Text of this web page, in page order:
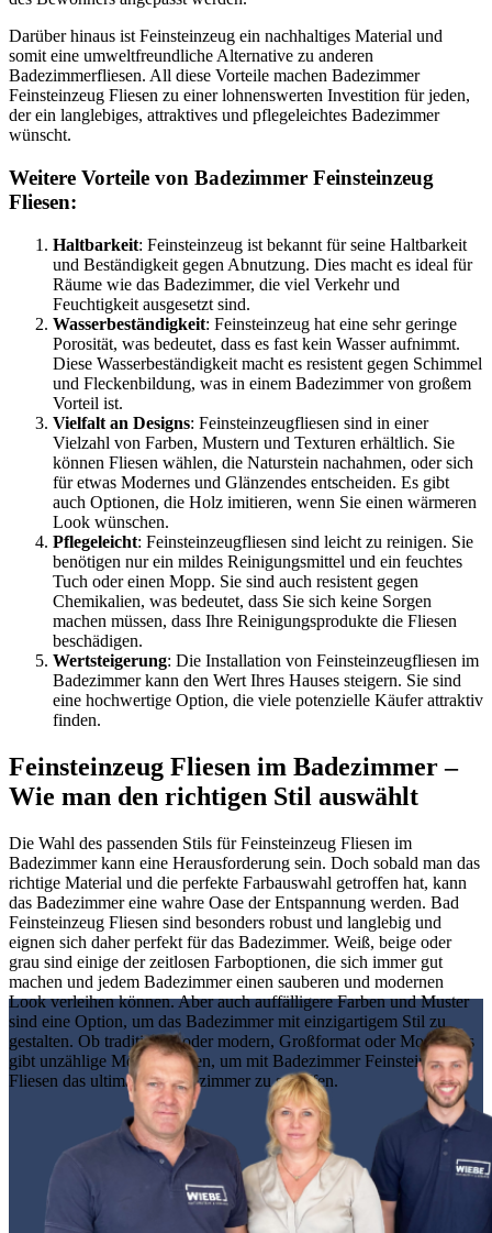
Darüber hinaus ist Feinsteinzeug ein nachhaltiges Material und
somit eine umweltfreundliche Alternative zu anderen
Badezimmerfliesen. All diese Vorteile machen Badezimmer
Feinsteinzeug Fliesen zu einer lohnenswerten Investition für jeden,
der ein langlebiges, attraktives und pflegeleichtes Badezimmer
wünscht.
Weitere Vorteile von Badezimmer Feinsteinzeug
Fliesen:
Haltbarkeit: Feinsteinzeug ist bekannt für seine Haltbarkeit
und Beständigkeit gegen Abnutzung. Dies macht es ideal für
Räume wie das Badezimmer, die viel Verkehr und
Feuchtigkeit ausgesetzt sind.
Wasserbeständigkeit: Feinsteinzeug hat eine sehr geringe
Porosität, was bedeutet, dass es fast kein Wasser aufnimmt.
Diese Wasserbeständigkeit macht es resistent gegen Schimmel
und Fleckenbildung, was in einem Badezimmer von großem
Vorteil ist.
Vielfalt an Designs: Feinsteinzeugfliesen sind in einer
Vielzahl von Farben, Mustern und Texturen erhältlich. Sie
können Fliesen wählen, die Naturstein nachahmen, oder sich
für etwas Modernes und Glänzendes entscheiden. Es gibt
auch Optionen, die Holz imitieren, wenn Sie einen wärmeren
Look wünschen.
Pflegeleicht: Feinsteinzeugfliesen sind leicht zu reinigen. Sie
benötigen nur ein mildes Reinigungsmittel und ein feuchtes
Tuch oder einen Mopp. Sie sind auch resistent gegen
Chemikalien, was bedeutet, dass Sie sich keine Sorgen
machen müssen, dass Ihre Reinigungsprodukte die Fliesen
beschädigen.
Wertsteigerung: Die Installation von Feinsteinzeugfliesen im
Badezimmer kann den Wert Ihres Hauses steigern. Sie sind
eine hochwertige Option, die viele potenzielle Käufer attraktiv
finden.
Feinsteinzeug Fliesen im Badezimmer –
Wie man den richtigen Stil auswählt
Die Wahl des passenden Stils für Feinsteinzeug Fliesen im
Badezimmer kann eine Herausforderung sein. Doch sobald man das
richtige Material und die perfekte Farbauswahl getroffen hat, kann
das Badezimmer eine wahre Oase der Entspannung werden. Bad
Feinsteinzeug Fliesen sind besonders robust und langlebig und
eignen sich daher perfekt für das Badezimmer. Weiß, beige oder
grau sind einige der zeitlosen Farboptionen, die sich immer gut
machen und jedem Badezimmer einen sauberen und modernen
Look verleihen können. Aber auch auffälligere Farben und Muster
sind eine Option, um das Badezimmer mit einzigartigem Stil zu
gestalten. Ob traditionell oder modern, Großformat oder Mosaik, es
gibt unzählige Möglichkeiten, um mit Badezimmer Feinsteinzeug
Fliesen das ultimative Badezimmer zu schaffen.